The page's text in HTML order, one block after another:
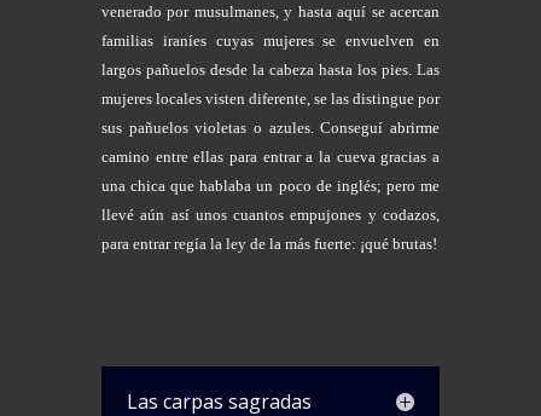
venerado por musulmanes, y hasta aquí se acercan
familias iraníes cuyas mujeres se envuelven en
largos pañuelos desde la cabeza hasta los pies. Las
mujeres locales visten diferente, se las distingue por
sus pañuelos violetas o azules. Conseguí abrirme
camino entre ellas para entrar a la cueva gracias a
una chica que hablaba un poco de inglés; pero me
llevé aún así unos cuantos empujones y codazos,
para entrar regía la ley de la más fuerte: ¡qué brutas!
Las carpas sagradas